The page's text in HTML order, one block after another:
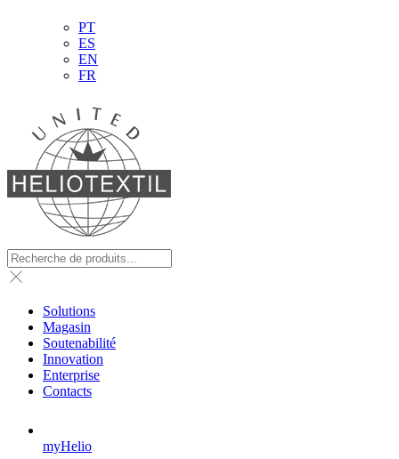
PT
ES
EN
FR
Solutions
Magasin
Soutenabilité
Innovation
Enterprise
Contacts
myHelio